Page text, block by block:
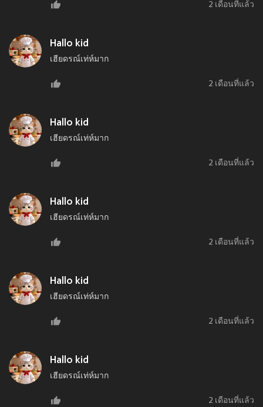
2 เดือนที่แล้ว
Hallo kid
เฮียดรณ์เท่ห์มาก
2 เดือนที่แล้ว
Hallo kid
เฮียดรณ์เท่ห์มาก
2 เดือนที่แล้ว
Hallo kid
เฮียดรณ์เท่ห์มาก
2 เดือนที่แล้ว
Hallo kid
เฮียดรณ์เท่ห์มาก
2 เดือนที่แล้ว
Hallo kid
เฮียดรณ์เท่ห์มาก
2 เดือนที่แล้ว